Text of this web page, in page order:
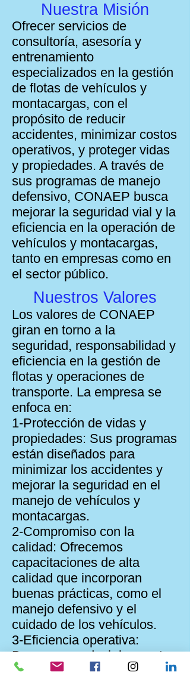
Nuestra Misión
Ofrecer servicios de
consultoría, asesoría y
entrenamiento
especializados en la gestión
de flotas de vehículos y
montacargas, con el
propósito de reducir
accidentes, minimizar costos
operativos, y proteger vidas
y propiedades. A través de
sus programas de manejo
defensivo, CONAEP busca
mejorar la seguridad vial y la
eficiencia en la operación de
vehículos y montacargas,
tanto en empresas como en
el sector público.
Nuestros Valores
Los valores de CONAEP
giran en torno a la
seguridad, responsabilidad y
eficiencia en la gestión de
flotas y operaciones de
transporte. La empresa se
enfoca en:
1-Protección de vidas y
propiedades: Sus programas
están diseñados para
minimizar los accidentes y
mejorar la seguridad en el
manejo de vehículos y
montacargas.
2-Compromiso con la
calidad: Ofrecemos
capacitaciones de alta
calidad que incorporan
buenas prácticas, como el
manejo defensivo y el
cuidado de los vehículos.
3-Eficiencia operativa:
Buscamos reducir los costos
operativos, mejorar la